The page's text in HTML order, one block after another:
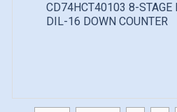
CD74HCT40103 8-STAGE
DIL-16 DOWN COUNTER